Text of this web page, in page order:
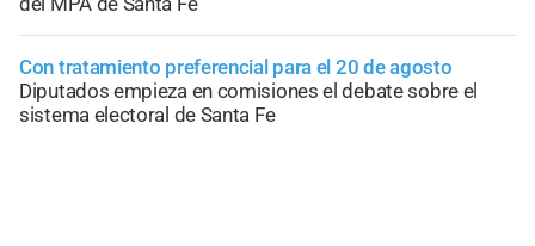
Con tratamiento preferencial para el 20 de agosto
Diputados empieza en comisiones el debate sobre el
sistema electoral de Santa Fe